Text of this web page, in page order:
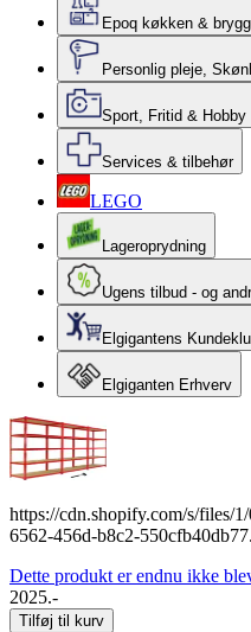
Epoq køkken &
Personlig pleje,
Sport, Fritid & Hobby
Services & tilbehør
LEGO
Lageroprydning
Ugens tilbud - og
Elgigantens
Elgiganten Erhverv
https://cdn.shopify.com/s/files/
6562-456d-b8c2-
Dette produkt er endnu ikke
2025.-
Tilføj til kurv